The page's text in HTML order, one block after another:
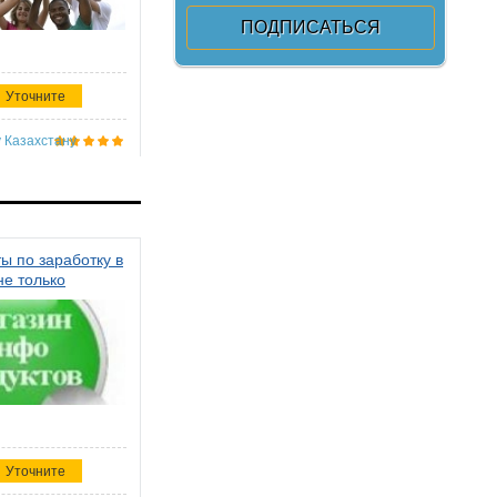
Уточните
Казахстану
по заработку в
только
Уточните